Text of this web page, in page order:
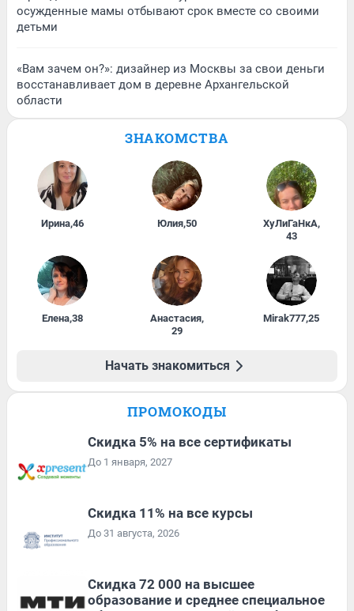
осужденные мамы отбывают срок вместе со своими
детьми
«Вам зачем он?»: дизайнер из Москвы за свои деньги
восстанавливает дом в деревне Архангельской
области
ЗНАКОМСТВА
Ирина,46 Юлия,50 ХуЛиГаНкА,
43
Елена,38 Анастасия,
29
Mirak777,25
Начать знакомиться
ПРОМОКОДЫ
Скидка 5% на все сертификаты
До 1 января, 2027
Скидка 11% на все курсы
До 31 августа, 2026
Скидка 72 000 на высшее
образование и среднее специальное